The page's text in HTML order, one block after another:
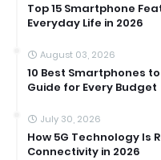
Top 15 Smartphone
Everyday Life in 2026
August 03, 2026
10 Best Smartphones
Guide for Every Budget
July 30, 2026
How 5G Technology Is
Connectivity in 2026